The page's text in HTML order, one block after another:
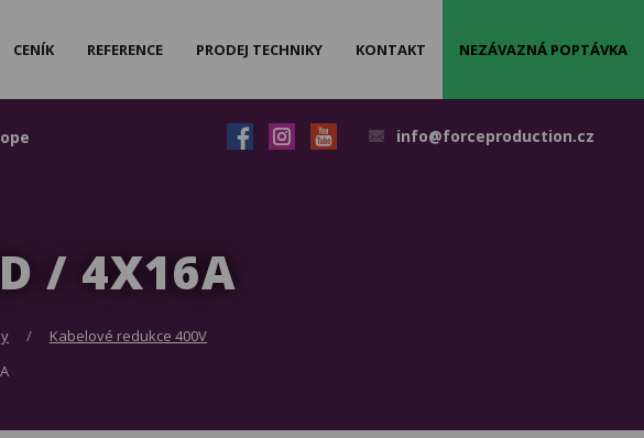
CENÍK REFERENCE PRODEJ TECHNIKY KONTAKT NEZÁVAZNÁ POPTÁVKA
info@forceproduction.cz
/ 4X16A
Kabelové redukce 400V